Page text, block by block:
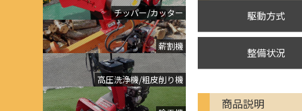
チッパー/カッター
薪割機
高圧洗浄機/粗皮削り機
駆動方式
整備状況
商品説明